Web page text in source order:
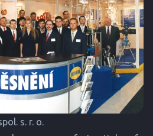
s. r. o.